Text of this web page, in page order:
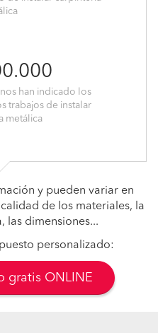
han indicado los
trabajos de instalar
metálica
y pueden variar en
de los materiales, la
las dimensiones...
personalizado:
gratis ONLINE